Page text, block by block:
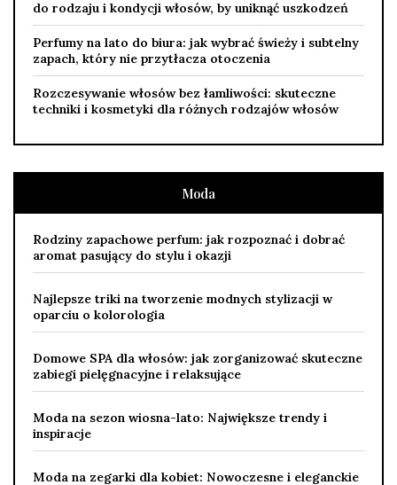
do rodzaju i kondycji włosów, by uniknąć uszkodzeń
Perfumy na lato do biura: jak wybrać świeży i subtelny
zapach, który nie przytłacza otoczenia
Rozczesywanie włosów bez łamliwości: skuteczne
techniki i kosmetyki dla różnych rodzajów włosów
Moda
Rodziny zapachowe perfum: jak rozpoznać i dobrać
aromat pasujący do stylu i okazji
Najlepsze triki na tworzenie modnych stylizacji w
oparciu o kolorologia
Domowe SPA dla włosów: jak zorganizować skuteczne
zabiegi pielęgnacyjne i relaksujące
Moda na sezon wiosna-lato: Największe trendy i
inspiracje
Moda na zegarki dla kobiet: Nowoczesne i eleganckie